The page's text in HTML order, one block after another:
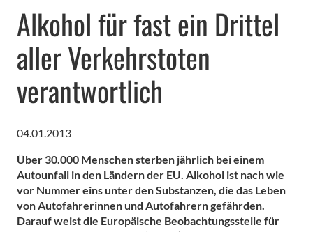
Alkohol für fast ein Drittel
aller Verkehrstoten
verantwortlich
04.01.2013
Über 30.000 Menschen sterben jährlich bei einem
Autounfall in den Ländern der EU. Alkohol ist nach wie
vor Nummer eins unter den Substanzen, die das Leben
von Autofahrerinnen und Autofahrern gefährden.
Darauf weist die Europäische Beobachtungsstelle für